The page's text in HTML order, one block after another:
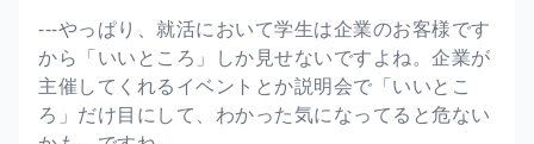
---やっぱり、就活において学生は企業のお客様です
から「いいところ」しか見せないですよね。企業が
主催してくれるイベントとか説明会で「いいとこ
ろ」だけ目にして、わかった気になってると危ない